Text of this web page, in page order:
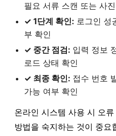
필요 서류 스캔 또는 사
✓ 1단계 확인: 로그인 성
부 확인
✓ 중간 점검: 입력 정보
로드 상태 확인
✓ 최종 확인: 접수 번호
가능 여부 확인
온라인 시스템 사용 시 오
방법을 숙지하는 것이 중요